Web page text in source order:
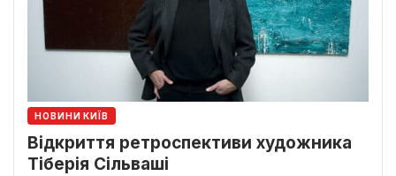
НОВИНИ КИЇВ
Відкриття ретроспективи художника
Тіберія Сільваші